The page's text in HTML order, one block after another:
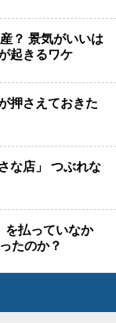
？ 景気がいいは
起きるワケ
押さえておきた
な店」 つぶれな
を払っていなか
たのか？